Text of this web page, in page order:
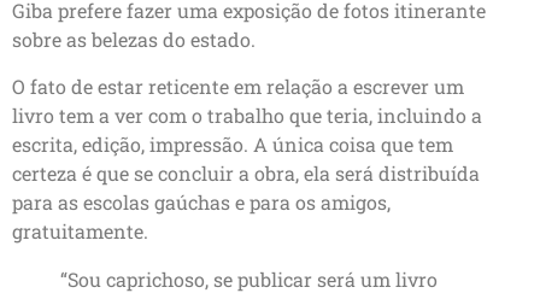
Giba prefere fazer uma exposição de fotos itinerante
sobre as belezas do estado.
O fato de estar reticente em relação a escrever um
livro tem a ver com o trabalho que teria, incluindo a
escrita, edição, impressão. A única coisa que tem
certeza é que se concluir a obra, ela será distribuída
para as escolas gaúchas e para os amigos,
gratuitamente.
“Sou caprichoso, se publicar será um livro